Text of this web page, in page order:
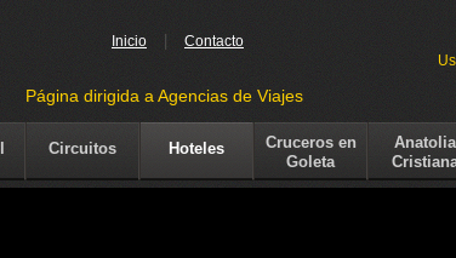
Inicio
Contacto
Página dirigida a Agencias de Viajes
Circuitos Hoteles
Cruceros en
Goleta
Anatolia